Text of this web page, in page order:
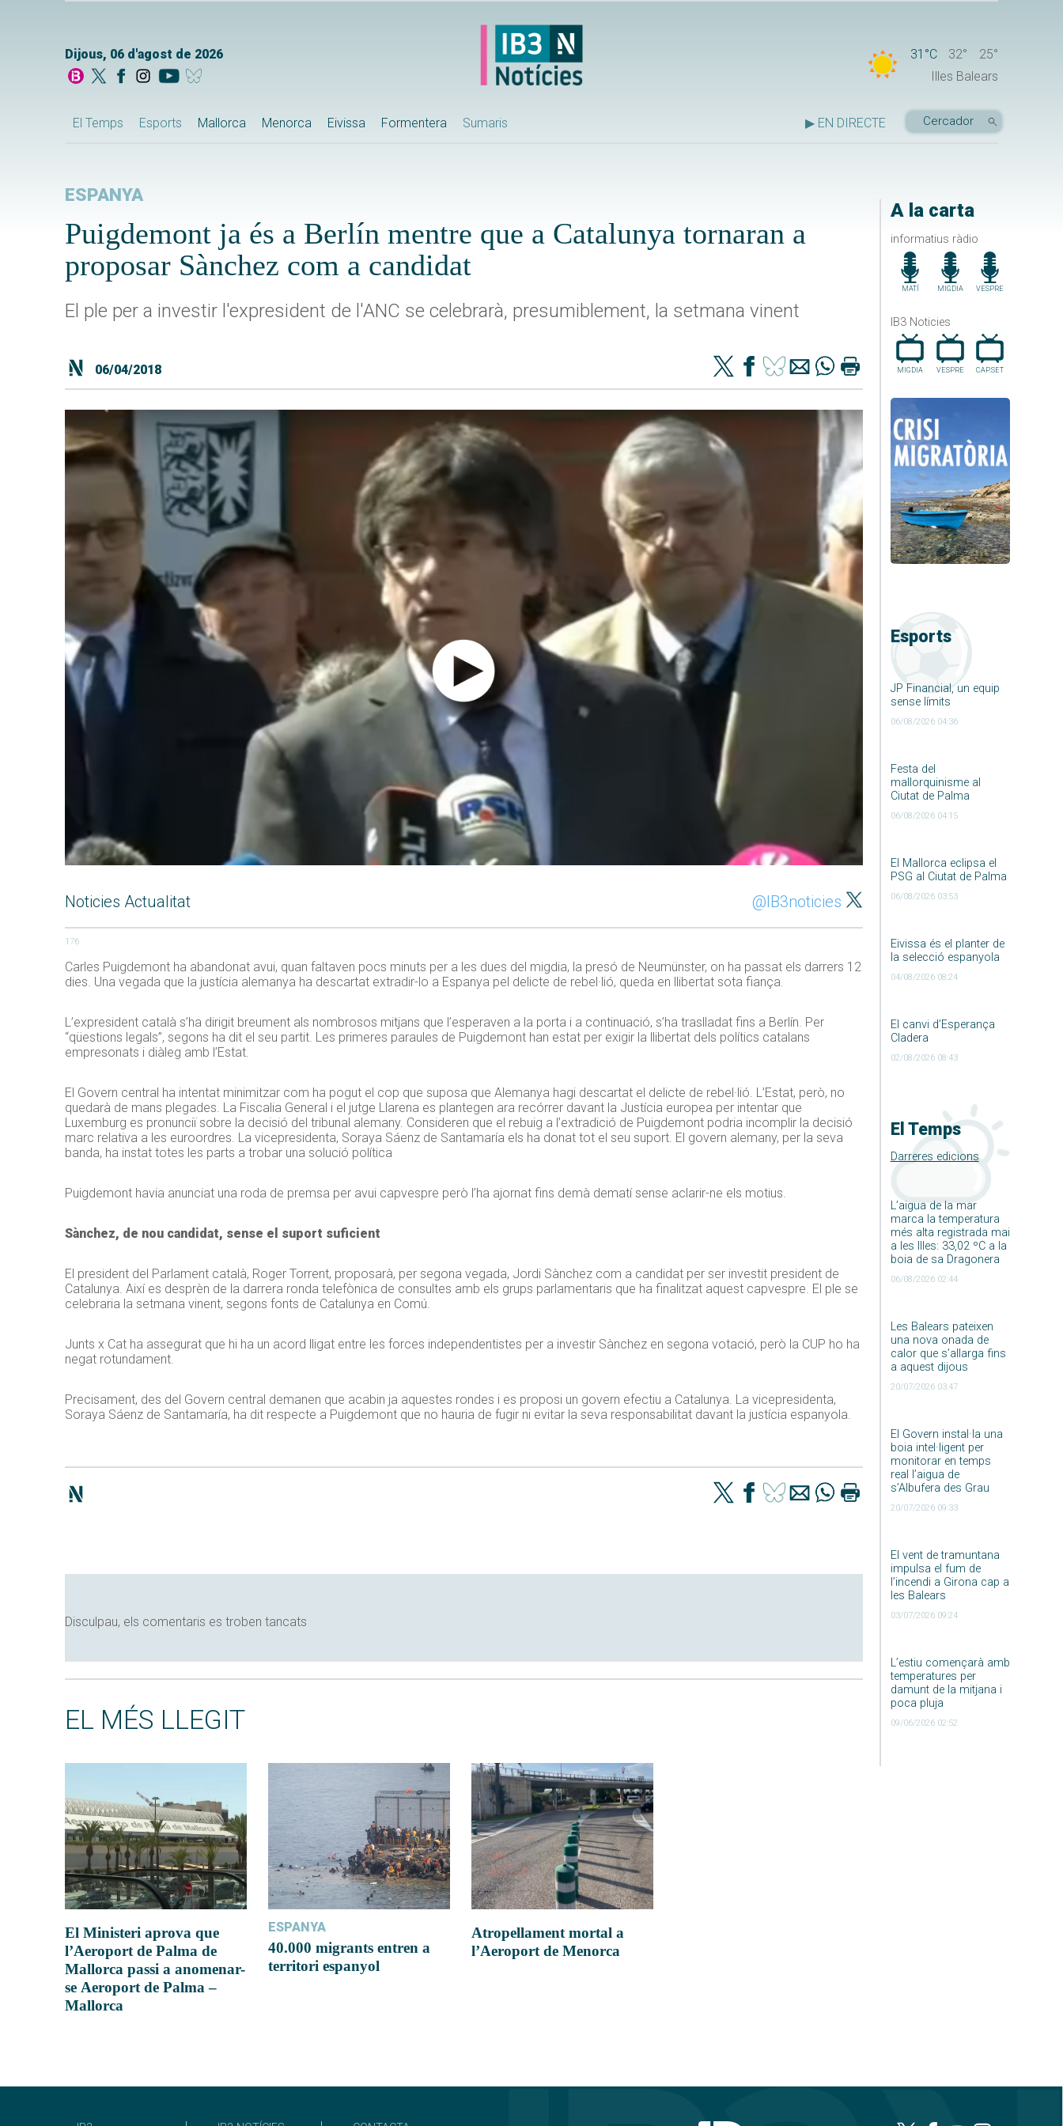
Dijous, 06 d'agost de 2026 31°C 32°
25°
Illes Balears
El Temps Esports Mallorca Menorca Eivissa Formentera Sumaris ▶ EN DIRECTE
A la carta
informatius ràdio
MATÍ MIGDIA VESPRE
IB3 Noticies
MIGDIA VESPRE CAP.SET
Esports
JP Financial, un equip
sense límits
06/08/2026 04:36
Festa del
mallorquinisme al
Ciutat de Palma
06/08/2026 04:15
El Mallorca eclipsa el
PSG al Ciutat de Palma
06/08/2026 03:53
Eivissa és el planter de
la selecció espanyola
04/08/2026 08:24
El canvi d’Esperança
Cladera
02/08/2026 08:43
El Temps
Darreres edicions
L’aigua de la mar
marca la temperatura
més alta registrada mai
a les Illes: 33,02 ºC a la
boia de sa Dragonera
06/08/2026 02:44
Les Balears pateixen
una nova onada de
calor que s’allarga fins
a aquest dijous
20/07/2026 03:47
El Govern instal·la una
boia intel·ligent per
monitorar en temps
real l’aigua de
s’Albufera des Grau
20/07/2026 09:33
El vent de tramuntana
impulsa el fum de
l’incendi a Girona cap a
les Balears
03/07/2026 09:24
L’estiu començarà amb
temperatures per
damunt de la mitjana i
poca pluja
09/06/2026 02:52
ESPANYA
Puigdemont ja és a Berlín mentre que a Catalunya tornaran a
proposar Sànchez com a candidat
El ple per a investir l'expresident de l'ANC se celebrarà, presumiblement, la setmana vinent
06/04/2018
Noticies Actualitat @IB3noticies
176
Carles Puigdemont ha abandonat avui, quan faltaven pocs minuts per a les dues del migdia, la presó de Neumünster, on ha passat els darrers 12
dies. Una vegada que la justícia alemanya ha descartat extradir-lo a Espanya pel delicte de rebel·lió, queda en llibertat sota fiança.
L’expresident català s’ha dirigit breument als nombrosos mitjans que l’esperaven a la porta i a continuació, s’ha traslladat fins a Berlín. Per
“qüestions legals”, segons ha dit el seu partit. Les primeres paraules de Puigdemont han estat per exigir la llibertat dels polítics catalans
empresonats i diàleg amb l’Estat.
El Govern central ha intentat minimitzar com ha pogut el cop que suposa que Alemanya hagi descartat el delicte de rebel·lió. L’Estat, però, no
quedarà de mans plegades. La Fiscalia General i el jutge Llarena es plantegen ara recórrer davant la Justícia europea per intentar que
Luxemburg es pronunciï sobre la decisió del tribunal alemany. Consideren que el rebuig a l’extradició de Puigdemont podria incomplir la decisió
marc relativa a les euroordres. La vicepresidenta, Soraya Sáenz de Santamaría els ha donat tot el seu suport. El govern alemany, per la seva
banda, ha instat totes les parts a trobar una solució política
Puigdemont havia anunciat una roda de premsa per avui capvespre però l’ha ajornat fins demà dematí sense aclarir-ne els motius.
Sànchez, de nou candidat, sense el suport suficient
El president del Parlament català, Roger Torrent, proposarà, per segona vegada, Jordi Sànchez com a candidat per ser investit president de
Catalunya. Així es desprèn de la darrera ronda telefònica de consultes amb els grups parlamentaris que ha finalitzat aquest capvespre. El ple se
celebraria la setmana vinent, segons fonts de Catalunya en Comú.
Junts x Cat ha assegurat que hi ha un acord lligat entre les forces independentistes per a investir Sànchez en segona votació, però la CUP ho ha
negat rotundament.
Precisament, des del Govern central demanen que acabin ja aquestes rondes i es proposi un govern efectiu a Catalunya. La vicepresidenta,
Soraya Sáenz de Santamaría, ha dit respecte a Puigdemont que no hauria de fugir ni evitar la seva responsabilitat davant la justícia espanyola.
Disculpau, els comentaris es troben tancats
EL MÉS LLEGIT
El Ministeri aprova que
l’Aeroport de Palma de
Mallorca passi a anomenar-
se Aeroport de Palma –
Mallorca
ESPANYA
40.000 migrants entren a
territori espanyol
Atropellament mortal a
l’Aeroport de Menorca